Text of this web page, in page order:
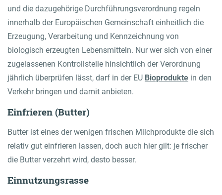
und die dazugehörige Durchführungsverordnung regeln
innerhalb der Europäischen Gemeinschaft einheitlich die
Erzeugung, Verarbeitung und Kennzeichnung von
biologisch erzeugten Lebensmitteln. Nur wer sich von einer
zugelassenen Kontrollstelle hinsichtlich der Verordnung
jährlich überprüfen lässt, darf in der EU Bioprodukte in den
Verkehr bringen und damit anbieten.
Einfrieren (Butter)
Butter ist eines der wenigen frischen Milchprodukte die sich
relativ gut einfrieren lassen, doch auch hier gilt: je frischer
die Butter verzehrt wird, desto besser.
Einnutzungsrasse